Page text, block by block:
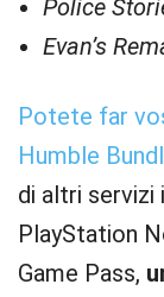
Police
Evan’s
Potete far
Humble
di altri servizi
PlayStation
Game Pass,